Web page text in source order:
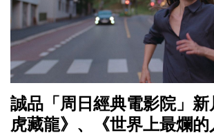
誠品「周日經典電影院」新
虎藏龍》、《世界上最爛